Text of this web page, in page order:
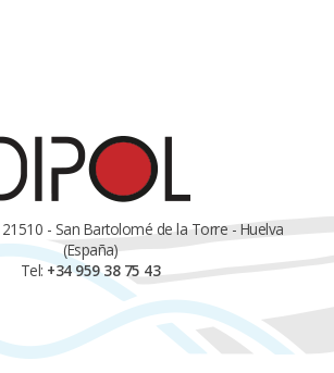
- San Bartolomé de la Torre - Huelva
(España)
Tel: +34 959 38 75 43